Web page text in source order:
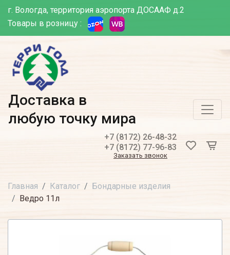
г. Вологда, территория аэропорта ДОСААФ д.2
Товары в розницу :
Доставка в
любую точку мира
+7 (8172) 26-48-32
+7 (8172) 77-96-83
Заказать звонок
Главная Каталог
Бондарные изделия
Ведро 11л